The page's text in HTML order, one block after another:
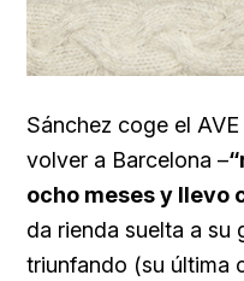
Sánchez coge el
volver a Barcelona –
ocho meses y llevo
da rienda suelta a su
triunfando (su última